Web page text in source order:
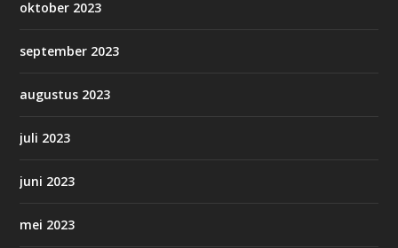
oktober 2023
september 2023
augustus 2023
juli 2023
juni 2023
mei 2023